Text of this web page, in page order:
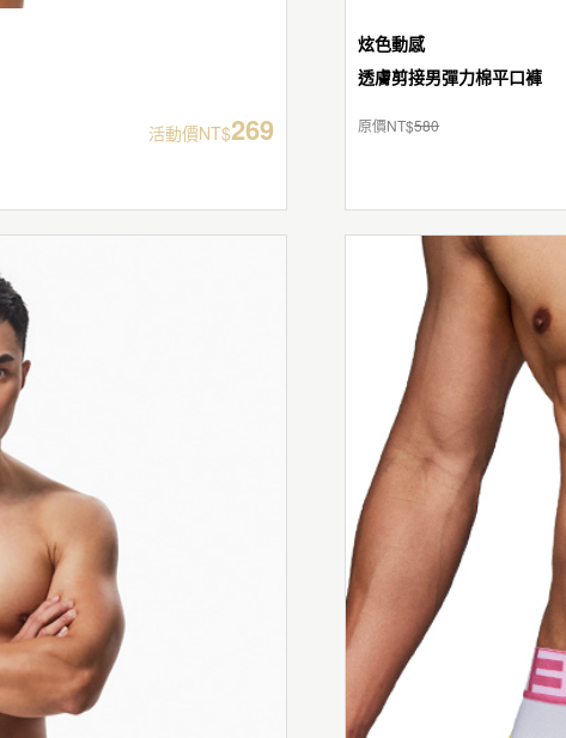
活動價NT$269
炫色動感
透膚剪接男彈力棉平口褲
原價NT$580